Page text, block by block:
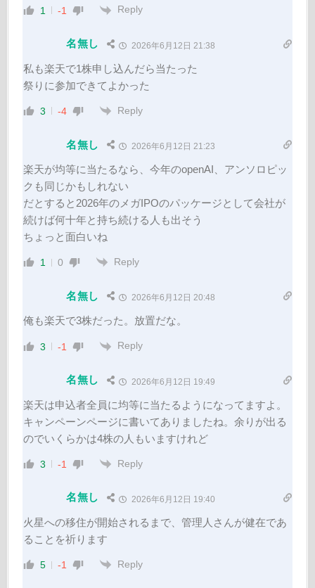
1 -1 Reply
名無し 2026年6月12日 21:38
私も楽天で1株申し込んだら当たった
祭りに参加できてよかった
3 -4 Reply
名無し 2026年6月12日 21:23
楽天が均等に当たるなら、今年のopenAI、アンソロピッ
クも同じかもしれない
だとすると2026年のメガIPOのパッケージとして会社が
続けば何十年と持ち続ける人も出そう
ちょっと面白いね
1 0 Reply
名無し 2026年6月12日 20:48
俺も楽天で3株だった。放置だな。
3 -1 Reply
名無し 2026年6月12日 19:49
楽天は申込者全員に均等に当たるようになってますよ。
キャンペーンページに書いてありましたね。余りが出る
のでいくらかは4株の人もいますけれど
3 -1 Reply
名無し 2026年6月12日 19:40
火星への移住が開始されるまで、管理人さんが健在であ
ることを祈ります
5 -1 Reply